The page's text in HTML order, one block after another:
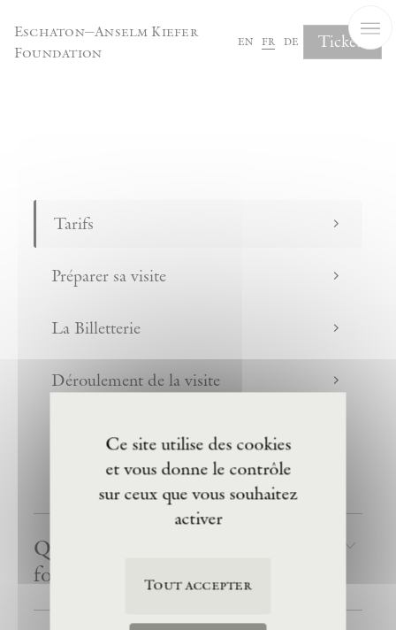
Eschaton—Anselm Kiefer
Foundation
en fr de
Tickets
Tarifs
Préparer sa visite
La Billetterie
Déroulement de la visite
Accessibilité des publics
Quels sont les tarifs de la
fondation ?
Ce site utilise des cookies
et vous donne le contrôle
sur ceux que vous souhaitez
activer
Tout accepter